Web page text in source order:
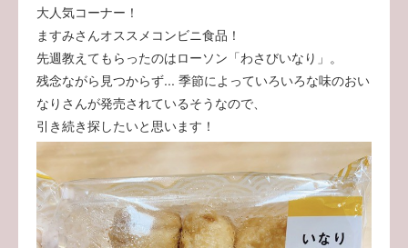
大人気コーナー！
ますみさんオススメコンビニ食品！
先週教えてもらったのはローソン「わさびいなり」。
残念ながら見つからず... 季節によっていろいろな味のおい
なりさんが発売されているそうなので、
引き続き探したいと思います！